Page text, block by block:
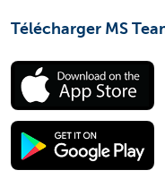
Télécharger MS